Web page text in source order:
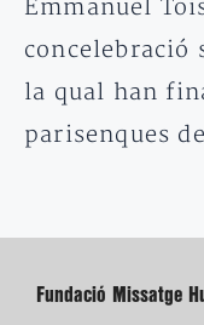
Emmanuel
concelebració
la qual han
parisenques
Fundació Missatge